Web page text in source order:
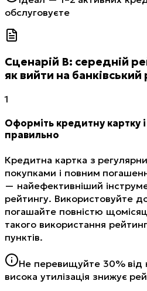
обслуговуєте
Сценарій В: середній
як вийти на банківський
1
Оформіть кредитну картку
правильно
Кредитна картка з
покупками і повним
— найефективніший
рейтингу. Використовуйте
погашайте повністю
такого використання
пунктів.
Не перевищуйте 30% від
висока утилізація знижує